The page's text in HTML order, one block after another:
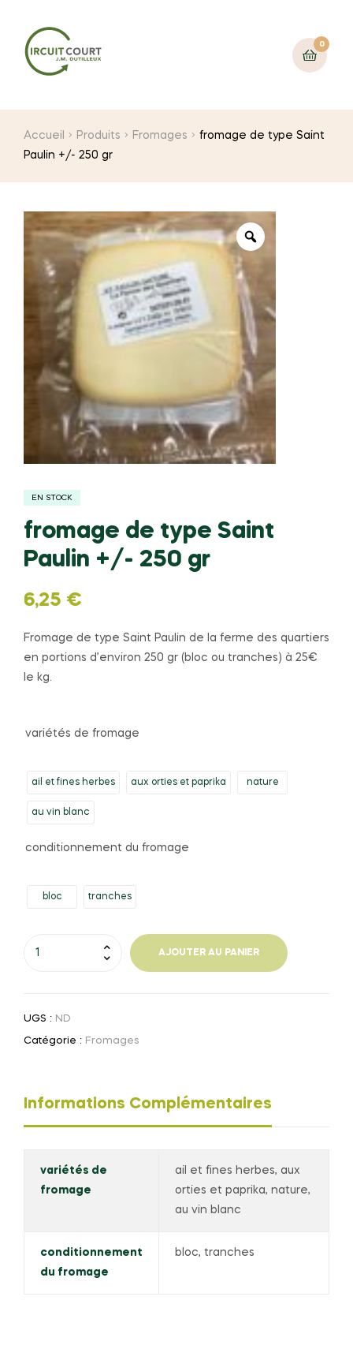
0
Accueil Produits Fromages
fromage de type Saint
Paulin +/- 250 gr
EN STOCK
fromage de type Saint
Paulin +/- 250 gr
6,25 €
Fromage de type Saint Paulin de la ferme des quartiers
en portions d’environ 250 gr (bloc ou tranches) à 25€
le kg.
variétés de fromage
ail et fines herbes aux orties et paprika nature
au vin blanc
conditionnement du fromage
bloc tranches
type
Saint
250
AJOUTER AU PANIER
UGS : ND
Catégorie : Fromages
Informations Complémentaires
variétés de
fromage
ail et fines herbes, aux
orties et paprika, nature,
au vin blanc
conditionnement
du fromage
bloc, tranches